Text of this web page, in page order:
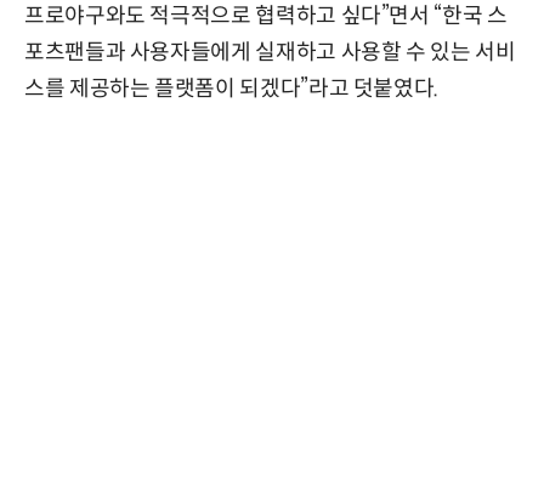
프로야구와도 적극적으로 협력하고 싶다”면서 “한국 스
포츠팬들과 사용자들에게 실재하고 사용할 수 있는 서비
스를 제공하는 플랫폼이 되겠다”라고 덧붙였다.